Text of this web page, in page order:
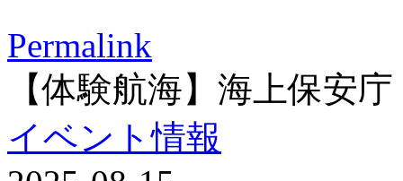
Permalink
【体験航海】海上保安
イベント情報